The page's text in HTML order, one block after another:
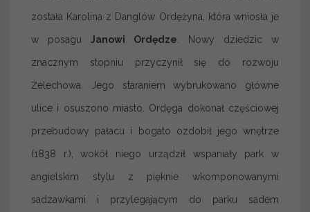
została Karolina z Danglów Ordężyna, która wniosła je
w posagu Janowi Ordędze . Nowy dziedzic w
znacznym stopniu przyczynił się do rozwoju
Żelechowa. Jego staraniem wybrukowano główne
ulice i osuszono miasto. Ordęga dokonał częściowej
przebudowy pałacu i bogato ozdobił jego wnętrze
(1838 r.), wokół niego urządził wspaniały park w
angielskim stylu z pięknie wkomponowanymi
sadzawkami i przylegającym do parku sadem